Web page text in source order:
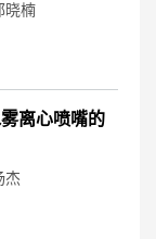
晓楠
离心喷嘴的
杰